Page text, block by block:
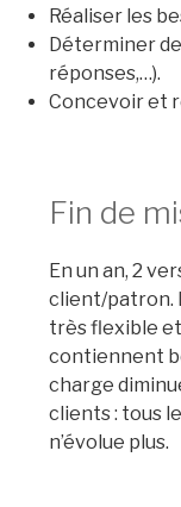
Réaliser les
Déterminer
réponses,…).
Concevoir et
Fin de
En un an, 2
client/patron.
très flexible
contiennent
charge
clients : tous
n’évolue plus.